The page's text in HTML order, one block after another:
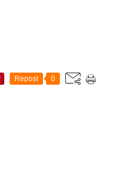
Repost 0